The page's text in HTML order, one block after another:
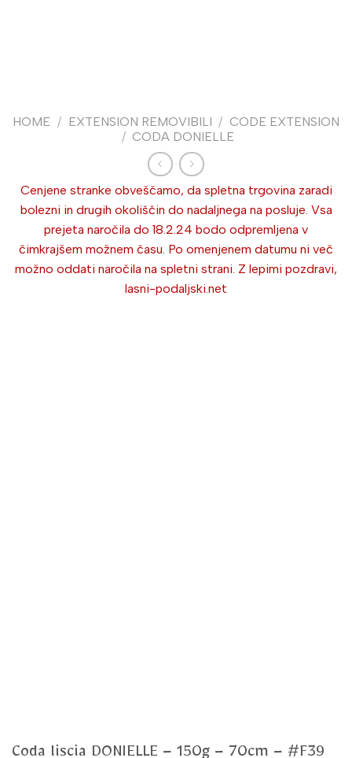
HOME / EXTENSION REMOVIBILI / CODE EXTENSION
/ CODA DONIELLE
Cenjene stranke obveščamo, da spletna trgovina zaradi
bolezni in drugih okoliščin do nadaljnega na posluje. Vsa
prejeta naročila do 18.2.24 bodo odpremljena v
čimkrajšem možnem času. Po omenjenem datumu ni več
možno oddati naročila na spletni strani. Z lepimi pozdravi,
lasni-podaljski.net